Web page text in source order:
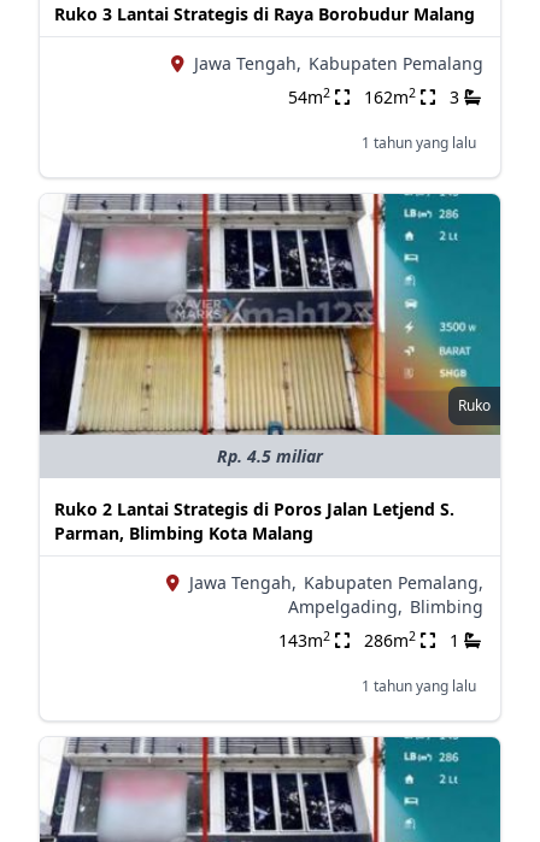
Ruko 3 Lantai Strategis di Raya Borobudur Malang
Jawa Tengah, Kabupaten Pemalang
54m2 162m2 3
1 tahun yang lalu
Ruko
Rp. 4.5 miliar
Ruko 2 Lantai Strategis di Poros Jalan Letjend S.
Parman, Blimbing Kota Malang
Jawa Tengah, Kabupaten Pemalang,
Ampelgading, Blimbing
143m2 286m2 1
1 tahun yang lalu